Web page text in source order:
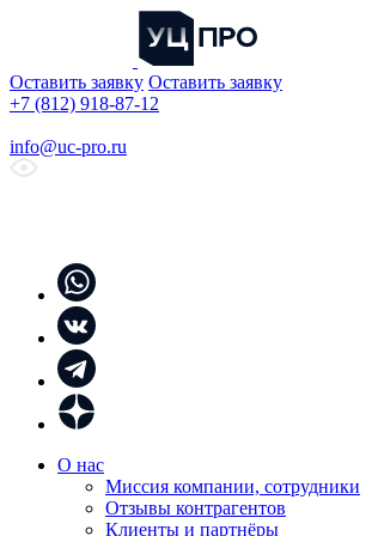
Оставить заявку Оставить заявку
+7 (812) 918-87-12
info@uc-pro.ru
О нас
Миссия компании, сотрудники
Отзывы контрагентов
Клиенты и партнёры